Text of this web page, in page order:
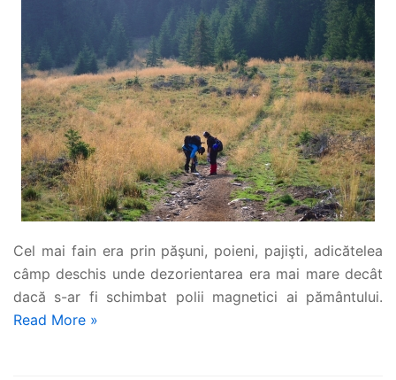
Cel mai fain era prin păşuni, poieni, pajişti, adicătelea
câmp deschis unde dezorientarea era mai mare decât
dacă s-ar fi schimbat polii magnetici ai pământului.
Read More »